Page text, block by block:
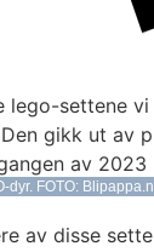
dyr. FOTO:
av disse